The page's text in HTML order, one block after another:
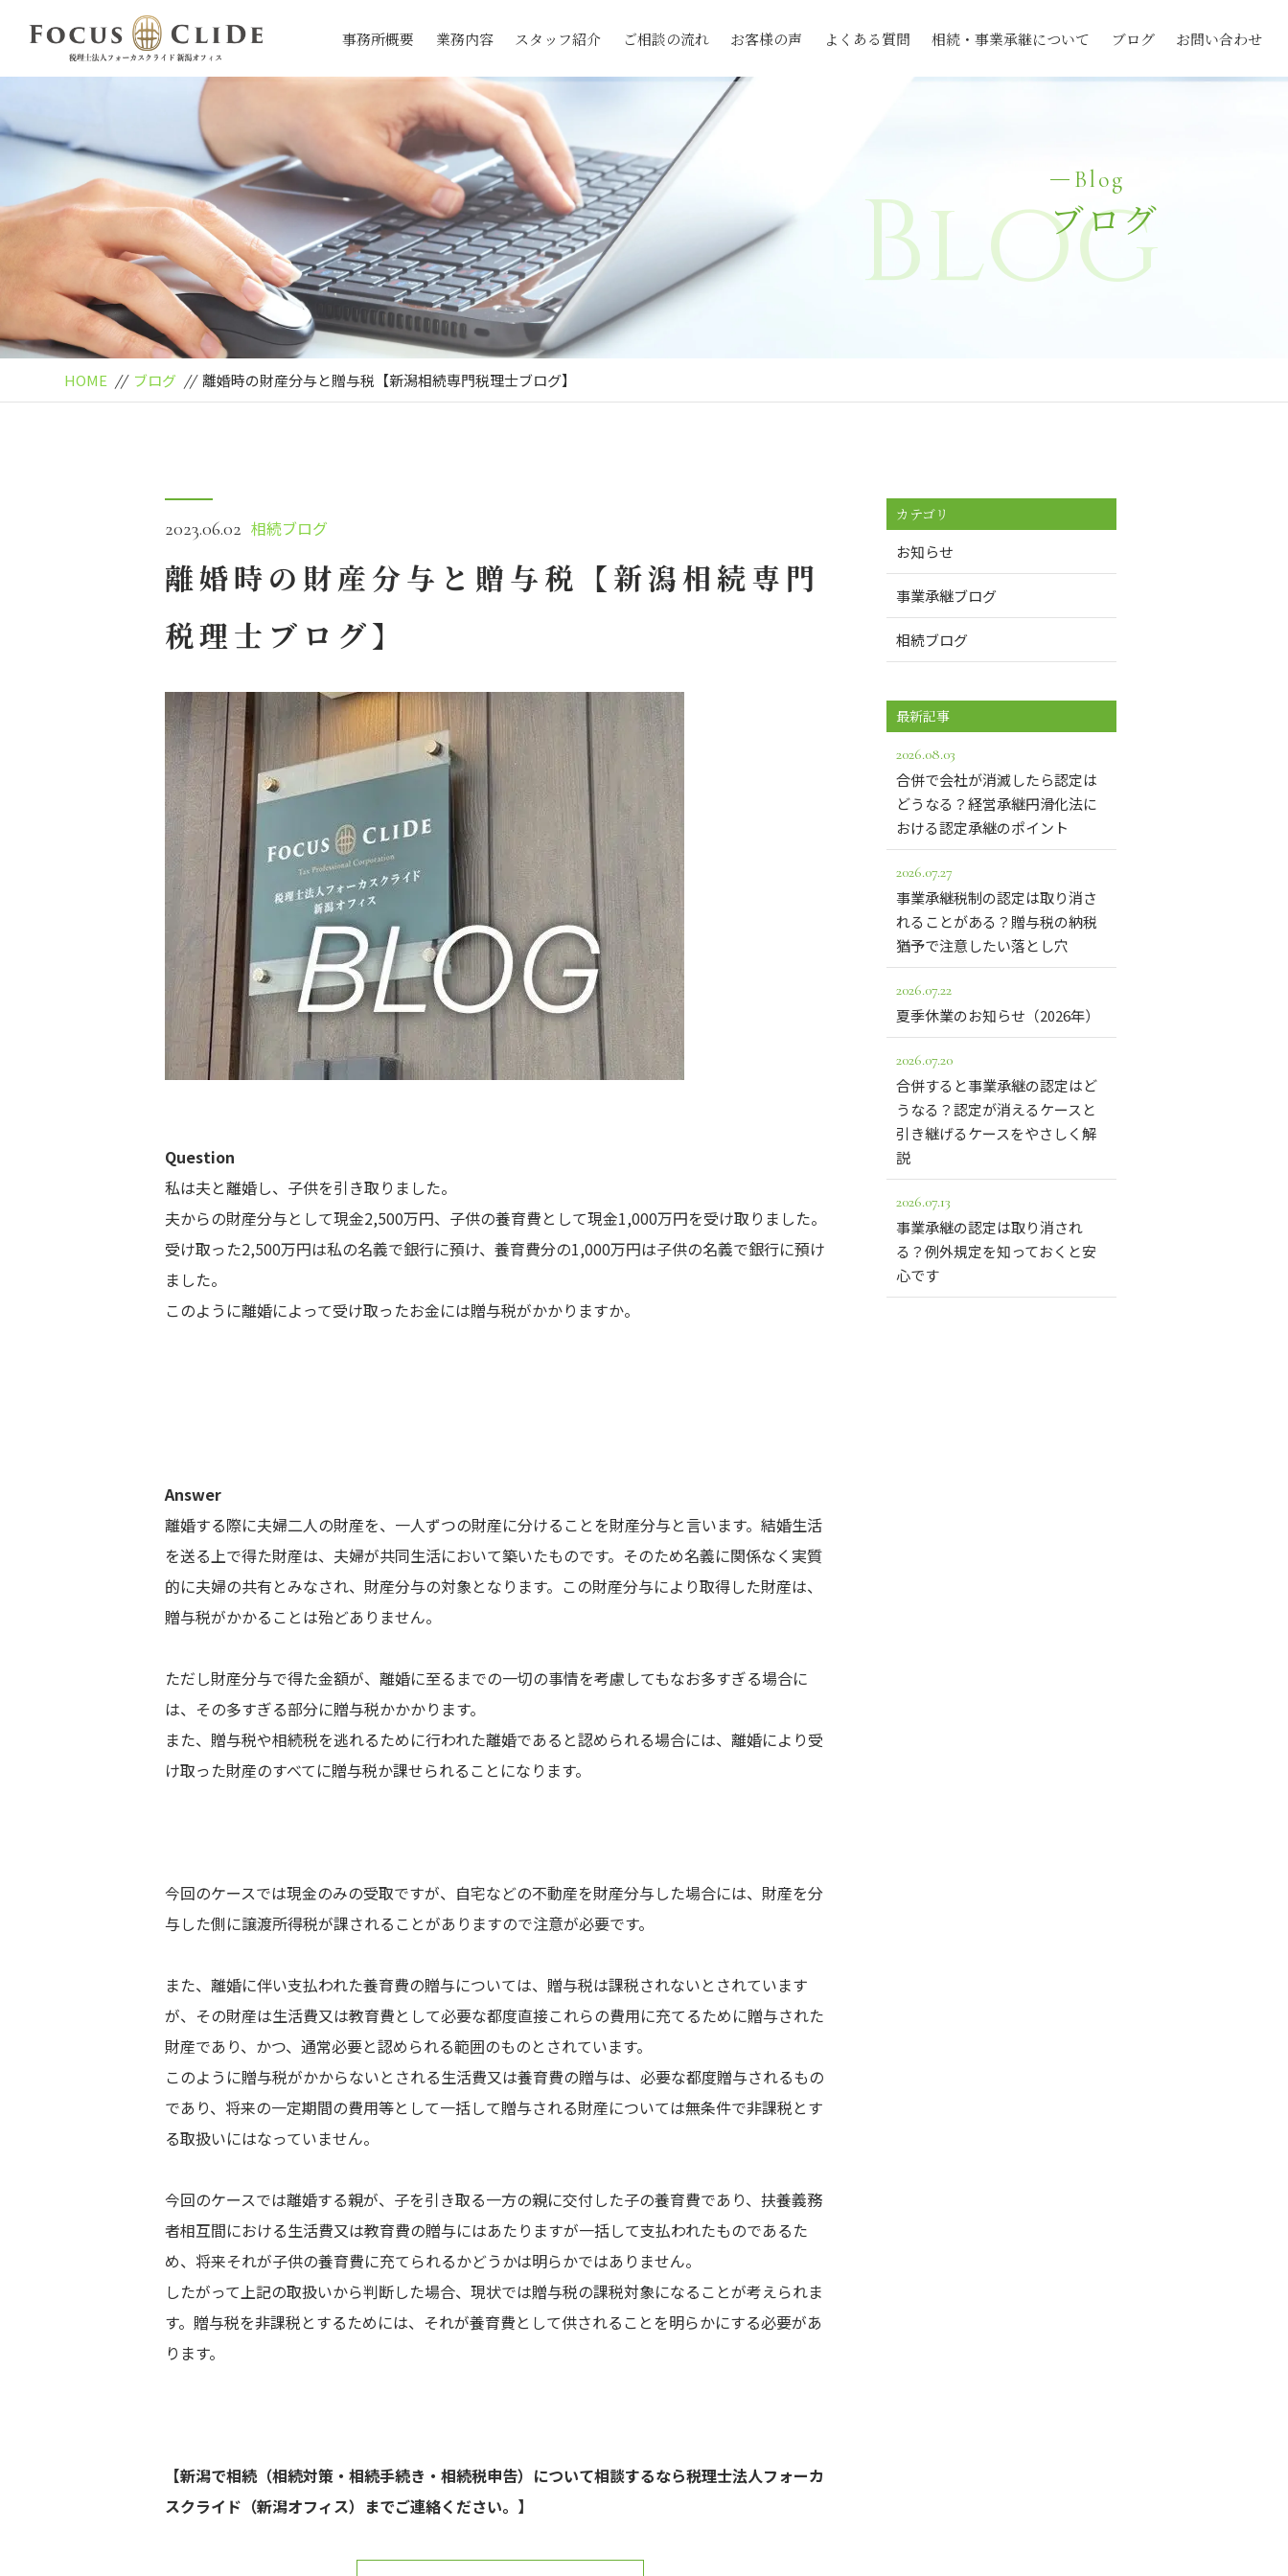
事務所概要 業務内容 スタッフ紹介 ご相談の流れ お客様の声 よくある質問 相続・事業承継について ブログ お問い合わせ
Blog
ブログ
Blog
HOME // ブログ // 離婚時の財産分与と贈与税【新潟相続専門税理士ブログ】
2023.06.02 相続ブログ
離婚時の財産分与と贈与税【新潟相続専門
税理士ブログ】
Question
私は夫と離婚し、子供を引き取りました。
夫からの財産分与として現金2,500万円、子供の養育費として現金1,000万円を受け取りました。
受け取った2,500万円は私の名義で銀行に預け、養育費分の1,000万円は子供の名義で銀行に預け
ました。
このように離婚によって受け取ったお金には贈与税がかかりますか。
Answer
離婚する際に夫婦二人の財産を、一人ずつの財産に分けることを財産分与と言います。結婚生活
を送る上で得た財産は、夫婦が共同生活において築いたものです。そのため名義に関係なく実質
的に夫婦の共有とみなされ、財産分与の対象となります。この財産分与により取得した財産は、
贈与税がかかることは殆どありません。
ただし財産分与で得た金額が、離婚に至るまでの一切の事情を考慮してもなお多すぎる場合に
は、その多すぎる部分に贈与税かかかります。
また、贈与税や相続税を逃れるために行われた離婚であると認められる場合には、離婚により受
け取った財産のすべてに贈与税か課せられることになります。
今回のケースでは現金のみの受取ですが、自宅などの不動産を財産分与した場合には、財産を分
与した側に譲渡所得税が課されることがありますので注意が必要です。
また、離婚に伴い支払われた養育費の贈与については、贈与税は課税されないとされています
が、その財産は生活費又は教育費として必要な都度直接これらの費用に充てるために贈与された
財産であり、かつ、通常必要と認められる範囲のものとされています。
このように贈与税がかからないとされる生活費又は養育費の贈与は、必要な都度贈与されるもの
であり、将来の一定期間の費用等として一括して贈与される財産については無条件で非課税とす
る取扱いにはなっていません。
今回のケースでは離婚する親が、子を引き取る一方の親に交付した子の養育費であり、扶養義務
者相互間における生活費又は教育費の贈与にはあたりますが一括して支払われたものであるた
め、将来それが子供の養育費に充てられるかどうかは明らかではありません。
したがって上記の取扱いから判断した場合、現状では贈与税の課税対象になることが考えられま
す。贈与税を非課税とするためには、それが養育費として供されることを明らかにする必要があ
ります。
【新潟で相続（相続対策・相続手続き・相続税申告）について相談するなら税理士法人フォーカ
スクライド（新潟オフィス）までご連絡ください。】
カテゴリ
お知らせ
事業承継ブログ
相続ブログ
最新記事
2026.08.03
合併で会社が消滅したら認定は
どうなる？経営承継円滑化法に
おける認定承継のポイント
2026.07.27
事業承継税制の認定は取り消さ
れることがある？贈与税の納税
猶予で注意したい落とし穴
2026.07.22
夏季休業のお知らせ（2026年）
2026.07.20
合併すると事業承継の認定はど
うなる？認定が消えるケースと
引き継げるケースをやさしく解
説
2026.07.13
事業承継の認定は取り消され
る？例外規定を知っておくと安
心です